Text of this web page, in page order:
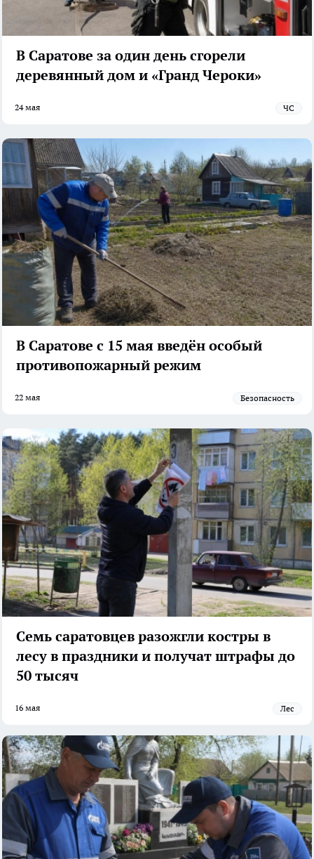
В Саратове за один день сгорели
деревянный дом и «Гранд Чероки»
24 мая ЧС
В Саратове с 15 мая введён особый
противопожарный режим
22 мая Безопасность
Семь саратовцев разожгли костры в
лесу в праздники и получат штрафы до
50 тысяч
16 мая Лес